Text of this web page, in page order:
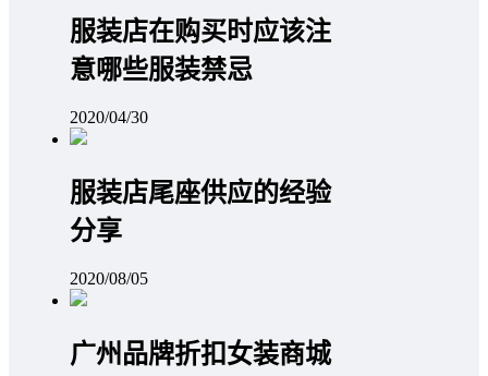
服装店在购买时应该注
意哪些服装禁忌
2020/04/30
服装店尾座供应的经验
分享
2020/08/05
广州品牌折扣女装商城